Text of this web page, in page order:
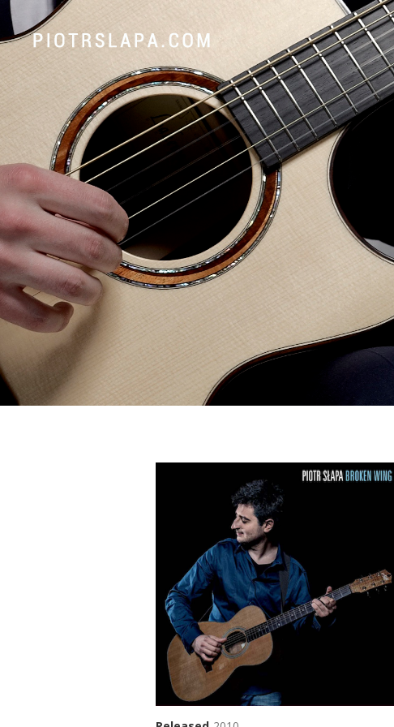
Piotr Słapa – polski gitarzysta akustyczny, kompozytor.